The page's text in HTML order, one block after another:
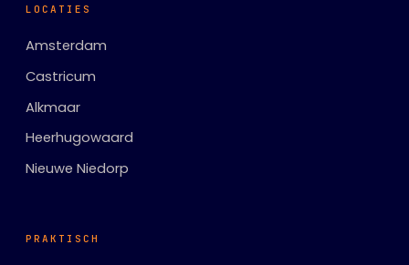
LOCATIES
Amsterdam
Castricum
Alkmaar
Heerhugowaard
Nieuwe Niedorp
PRAKTISCH